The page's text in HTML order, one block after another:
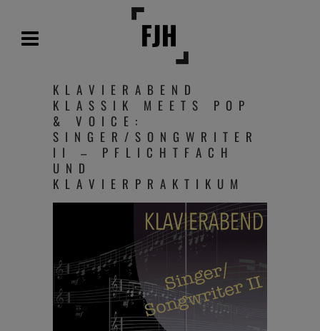
KLAVIERABEND
KLASSIK MEETS POP
& VOICE:
SINGER/SONGWRITER
II – PFLICHTFACH
UND
KLAVIERPRAKTIKUM